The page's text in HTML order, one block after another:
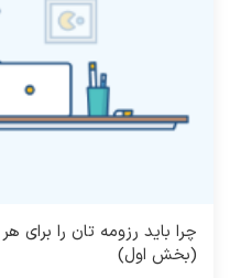
چرا باید رزومه تان را
(بخش اول)